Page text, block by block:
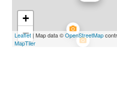
+
−
Leaflet | Map data ©OpenStreetMap
MapTiler